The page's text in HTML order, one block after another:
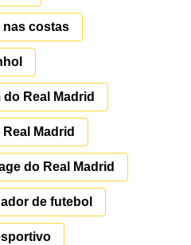
nas costas
Real Madrid
Madrid
do Real Madrid
de futebol